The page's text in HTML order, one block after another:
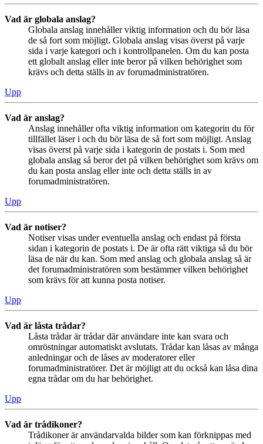
Vad är globala anslag?
Globala anslag innehåller viktig information och du bör läsa
de så fort som möjligt. Globala anslag visas överst på varje
sida i varje kategori och i kontrollpanelen. Om du kan posta
ett globalt anslag eller inte beror på vilken behörighet som
krävs och detta ställs in av forumadministratören.
Upp
Vad är anslag?
Anslag innehåller ofta viktig information om kategorin du för
tillfället läser i och du bör läsa de så fort som möjligt. Anslag
visas överst på varje sida i kategorin de postats i. Som med
globala anslag så beror det på vilken behörighet som krävs om
du kan posta anslag eller inte och detta ställs in av
forumadministratören.
Upp
Vad är notiser?
Notiser visas under eventuella anslag och endast på första
sidan i kategorin de postats i. De är ofta rätt viktiga så du bör
läsa de när du kan. Som med anslag och globala anslag så är
det forumadministratören som bestämmer vilken behörighet
som krävs för att kunna posta notiser.
Upp
Vad är låsta trådar?
Låsta trådar är trådar där användare inte kan svara och
omröstningar automatiskt avslutats. Trådar kan låsas av många
anledningar och de låses av moderatorer eller
forumadministratörer. Det är möjligt att du också kan låsa dina
egna trådar om du har behörighet.
Upp
Vad är trådikoner?
Trådikoner är användarvalda bilder som kan förknippas med